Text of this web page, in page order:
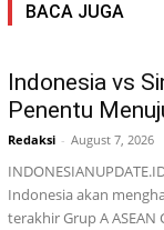
BACA JUGA
Indonesia vs
Penentu
Redaksi - August 7, 2026
Indonesia akan
terakhir Grup A